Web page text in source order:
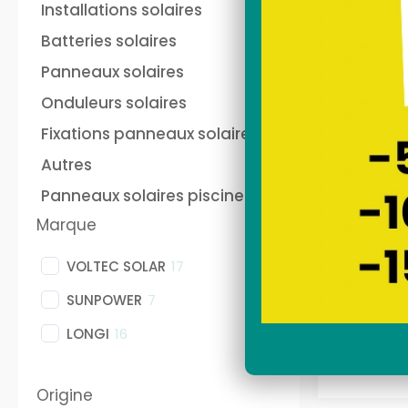
Sunethic sur prise 220V
batterie panneau solaire
Nos stations solaires
Installations solaires
Batteries solaires
Panneaux solaires
Onduleurs solaires
Fixations panneaux solaires
Autres
Panneaux solaires piscine
Marque
VOLTEC SOLAR 17
SUNPOWER 7
LONGI 16
Origine